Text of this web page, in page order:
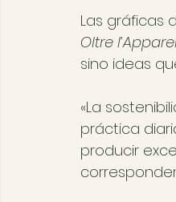
Las gráficas
Oltre
sino ideas
«La
práctica
producir